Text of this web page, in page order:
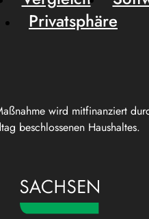
wird mitfinanziert
beschlossenen Haushaltes.
Privatsphäre